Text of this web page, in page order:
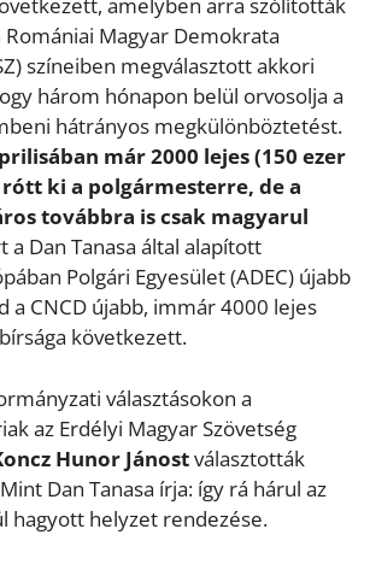
amelyben arra szólították
Romániai Magyar Demokrata
színeiben megválasztott akkori
három hónapon belül orvosolja a
hátrányos megkülönböztetést.
már 2000 lejes (150 ezer
ki a polgármesterre, de a
továbbra is csak magyarul
a Dan Tanasa által alapított
Polgári Egyesület (ADEC) újabb
a CNCD újabb, immár 4000 lejes
következett.
választásokon a
az Erdélyi Magyar Szövetség
Hunor Jánostválasztották
Dan Tanasa írja: így rá hárul az
hagyott helyzet rendezése.